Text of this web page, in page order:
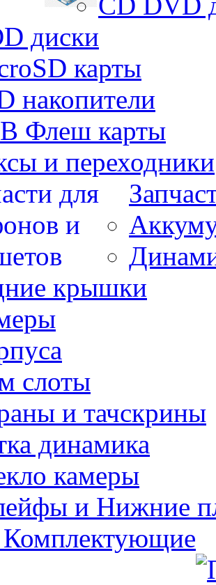
диски
карты
накопители
Флеш карты
и переходники
крышки
слоты
и тачскрины
динамика
камеры
и Нижние